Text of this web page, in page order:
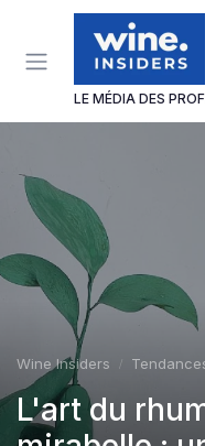
LE MÉDIA DES
Wine Insiders Tendances
L'art du
Panneau de gestion des